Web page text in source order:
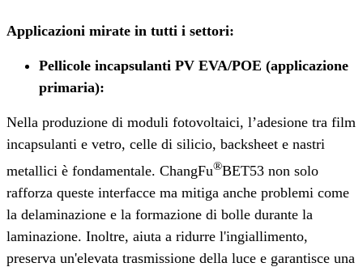
Applicazioni mirate in tutti i settori:
Pellicole incapsulanti PV EVA/POE (applicazione
primaria):
Nella produzione di moduli fotovoltaici, l’adesione tra film
incapsulanti e vetro, celle di silicio, backsheet e nastri
metallici è fondamentale. ChangFu®BET53 non solo
rafforza queste interfacce ma mitiga anche problemi come
la delaminazione e la formazione di bolle durante la
laminazione. Inoltre, aiuta a ridurre l'ingiallimento,
preserva un'elevata trasmissione della luce e garantisce una